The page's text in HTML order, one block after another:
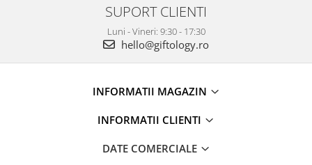
SUPORT CLIENTI
Luni - Vineri: 9:30 - 17:30
hello@giftology.ro
INFORMATII MAGAZIN
INFORMATII CLIENTI
DATE COMERCIALE